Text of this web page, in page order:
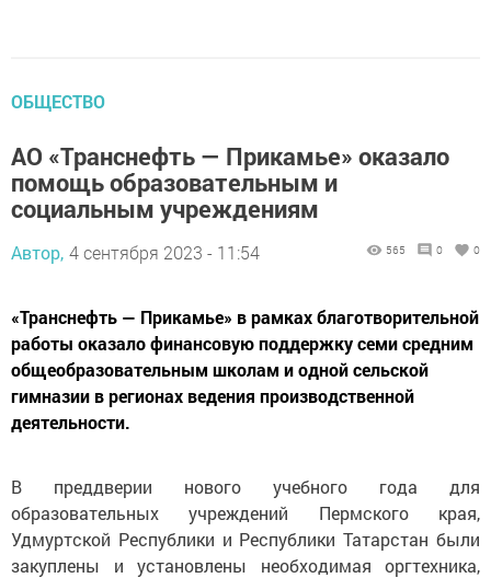
ОБЩЕСТВО
АО «Транснефть — Прикамье» оказало
помощь образовательным и
социальным учреждениям
Автор, 4 сентября 2023 - 11:54 565 0 0
«Транснефть — Прикамье» в рамках благотворительной
работы оказало финансовую поддержку семи средним
общеобразовательным школам и одной сельской
гимназии в регионах ведения производственной
деятельности.
В преддверии нового учебного года для
образовательных учреждений Пермского края,
Удмуртской Республики и Республики Татарстан были
закуплены и установлены необходимая оргтехника,